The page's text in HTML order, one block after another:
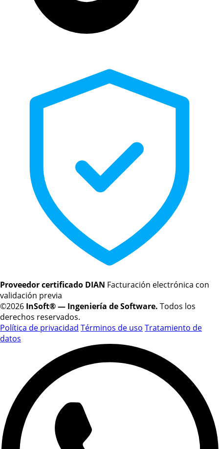
Proveedor certificado DIAN Facturación electrónica con
validación previa
©2026 InSoft® — Ingeniería de Software. Todos los
derechos reservados.
Política de privacidad Términos de uso Tratamiento de
datos